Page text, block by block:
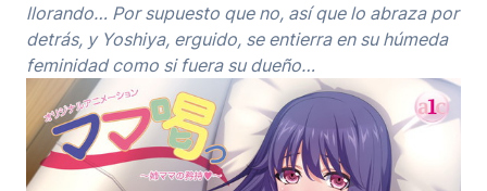
llorando… Por supuesto que no, así que lo abraza por
detrás, y Yoshiya, erguido, se entierra en su húmeda
feminidad como si fuera su dueño…